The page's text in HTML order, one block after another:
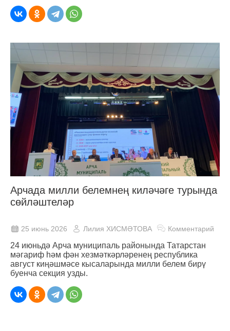
Арчада милли белемнең киләчәге турында
сөйләштеләр
25 июнь 2026 Лилия ХИСМӘТОВА Комментарий
24 июньдә Арча муниципаль районында Татарстан
мәгариф һәм фән хезмәткәрләренең республика
август киңәшмәсе кысаларында милли белем бирү
буенча секция узды.